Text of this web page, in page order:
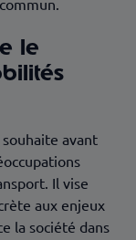
le
avant
Il vise
aux enjeux
la société dans